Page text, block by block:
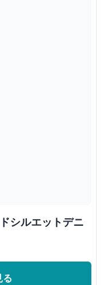
シルエットデニ
る